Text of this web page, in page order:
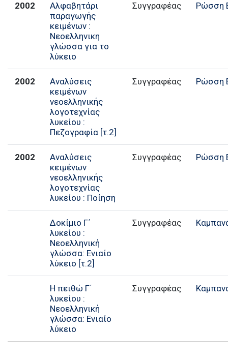
2002
Αλφαβητάρι
παραγωγής
κειμένων :
Νεοελληνικη
γλώσσα για το
λύκειο
Συγγραφέας Ρώσση
2002
Αναλύσεις
κειμένων
νεοελληνικής
λογοτεχνίας
λυκείου :
Πεζογραφία [τ.2]
Συγγραφέας Ρώσση
2002
Αναλύσεις
κειμένων
νεοελληνικής
λογοτεχνίας
λυκείου : Ποίηση
Συγγραφέας Ρώσση
Δοκίμιο Γ΄
λυκείου :
Νεοελληνική
γλώσσα: Ενιαίο
λύκειο [τ.2]
Συγγραφέας
Η πειθώ Γ΄
λυκείου :
Νεοελληνική
γλώσσα: Ενιαίο
λύκειο
Συγγραφέας